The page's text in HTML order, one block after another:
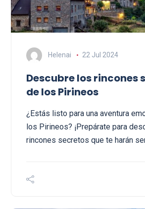
Helenai 22 Jul 2024
Descubre los rincones
de los Pirineos
¿Estás listo para una aventura
los Pirineos? ¡Prepárate para
rincones secretos que te harán